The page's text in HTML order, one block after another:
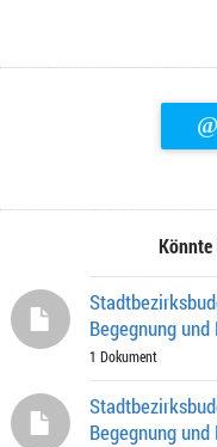
@
Könnte
Begegnung
1 Dokument
Begegnung